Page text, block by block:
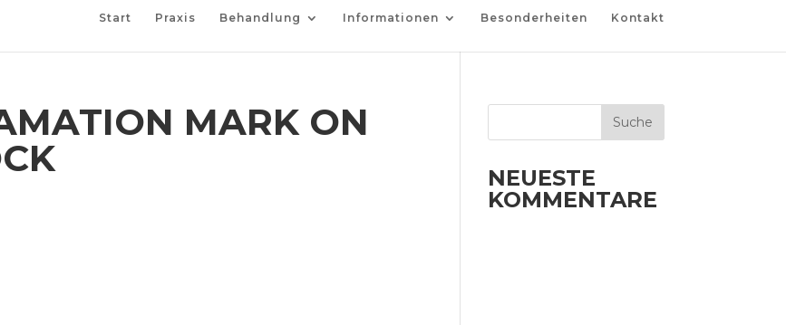
Start Praxis Behandlung Informationen Besonderheiten Kontakt
MARK ON
NEUESTE
KOMMENTARE